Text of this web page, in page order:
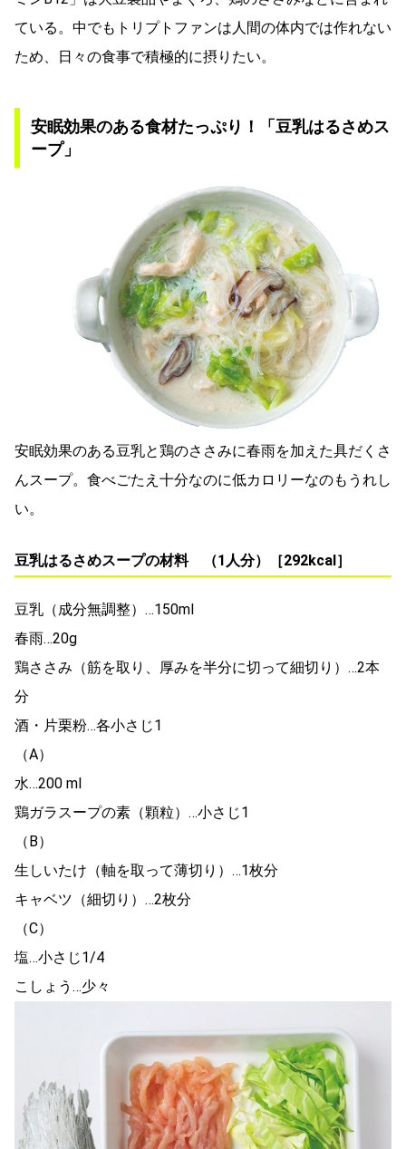
ている。中でもトリプトファンは人間の体内では作れない
ため、日々の食事で積極的に摂りたい。
安眠効果のある食材たっぷり！「豆乳はるさめス
ープ」
安眠効果のある豆乳と鶏のささみに春雨を加えた具だくさ
んスープ。食べごたえ十分なのに低カロリーなのもうれし
い。
豆乳はるさめスープの材料 （1人分）［292kcal］
豆乳（成分無調整）…150ml
春雨…20g
鶏ささみ（筋を取り、厚みを半分に切って細切り）…2本
分
酒・片栗粉…各小さじ1
（A）
水…200 ml
鶏ガラスープの素（顆粒）…小さじ1
（B）
生しいたけ（軸を取って薄切り）…1枚分
キャベツ（細切り）…2枚分
（C）
塩…小さじ1/4
こしょう…少々